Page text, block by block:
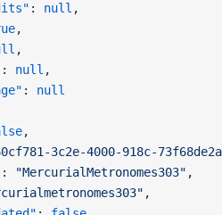
: null ,
,
,
: null ,
: null
,
3c2e-4000-918c-
: "MercurialMetronomes303" ,
,